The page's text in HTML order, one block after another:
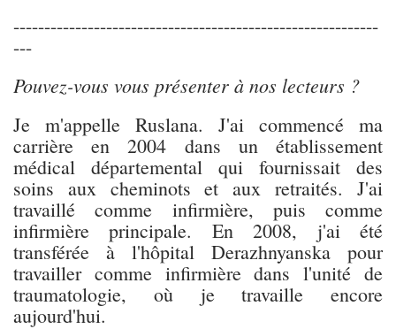
-----------------------------------------------------------
---
Pouvez-vous vous présenter à nos lecteurs ?
Je m'appelle Ruslana. J'ai commencé ma
carrière en 2004 dans un établissement
médical départemental qui fournissait des
soins aux cheminots et aux retraités. J'ai
travaillé comme infirmière, puis comme
infirmière principale. En 2008, j'ai été
transférée à l'hôpital Derazhnyanska pour
travailler comme infirmière dans l'unité de
traumatologie, où je travaille encore
aujourd'hui.